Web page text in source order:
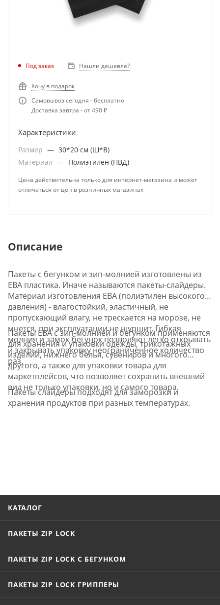
Под заказ Нашли дешевле?
Хочу в подарок
Самовывоз сегодня - бесплатно
Доставка завтра - от 490 ₽
Характеристики
Размер — 30*20 см (Ш*В)
Материал — Полиэтилен (ПВД)
Цена действительна только для интернет-магазина и может
отличаться от цен в розничных магазинах
Описание
Пакеты с бегунком и зип-молнией изготовлены из
ЕВА пластика. Иначе называются пакеты-слайдеры.
Материал изготовления ЕВА (полиэтилен высокого
давления) - влагостойкий, эластичный, не
пропускающий влагу, не трескается на морозе, не
мнется, при эксплуатации не шуршит. Гибкая
молния и замок-бегунок позволяют легко открывать
и закрывать упаковку неограниченное количество
раз.
Пакеты ЕВА с зип-молнией и бегунком применяются
для хранения и упаковки одежды, трикотажных
изделий, нижнего белья, сувениров и многого
другого, а также для упаковки товара для
маркетплейсов, что позволяет сохранить внешний
вид не только упаковки, но и самого товара.
Пакеты слайдеры подходят для заморозки и
хранения продуктов при разных температурах.
КАТАЛОГ
ПАКЕТЫ ZIP LOCK
ПАКЕТЫ ZIP LOCK С БЕГУНКОМ
ПАКЕТЫ ZIP LOCK ГРИППЕРЫ